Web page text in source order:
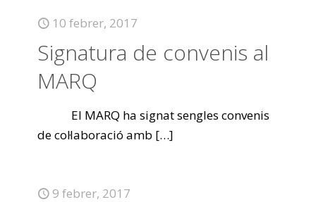
10 febrer, 2017
Signatura de convenis al
MARQ
El MARQ ha signat sengles convenis
de col·laboració amb […]
9 febrer, 2017